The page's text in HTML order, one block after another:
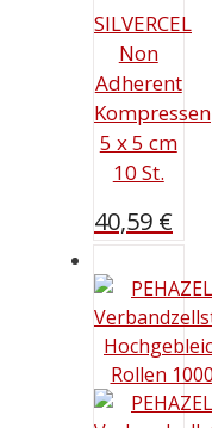
SILVERCEL
Non
Adherent
Kompressen
5 x 5 cm
10 St.
40,59 €